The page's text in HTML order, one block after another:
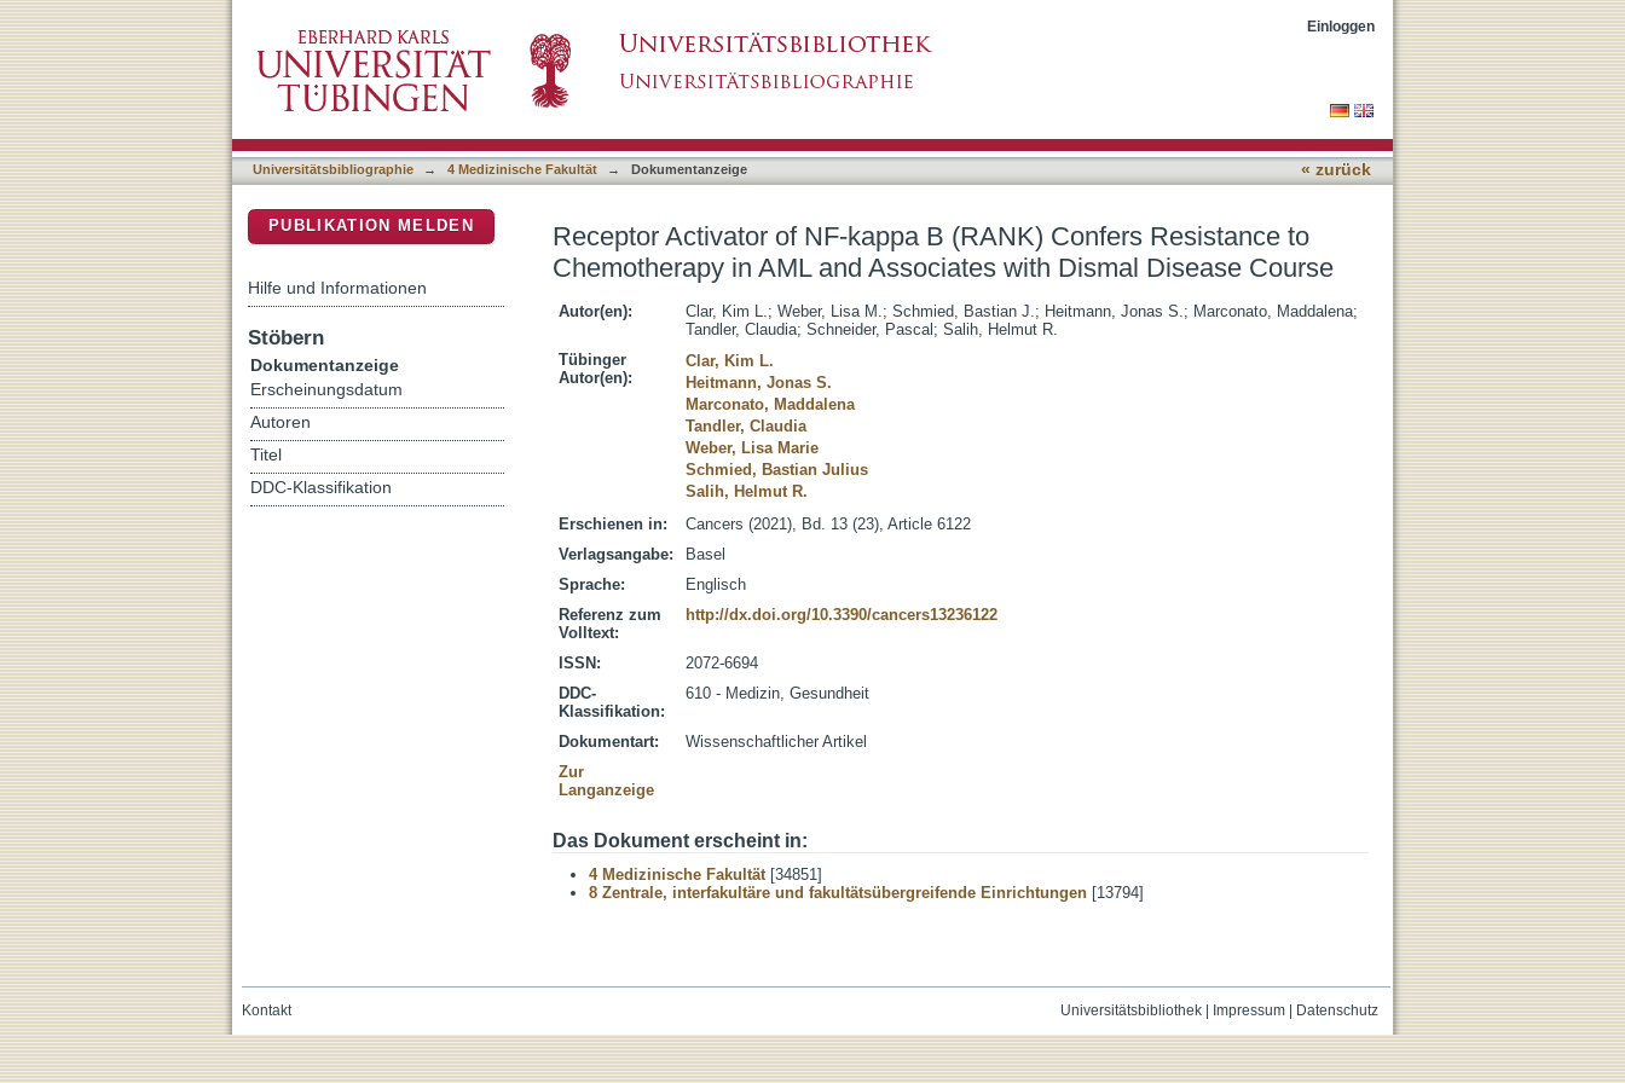
Receptor Activator of NF-kappa B (RANK) Confers Resistance to Chemotherapy in AML and
Associates with Dismal Disease Course
Einloggen
Universitätsbibliographie → 4 Medizinische Fakultät → Dokumentanzeige « zurück
Receptor Activator of NF-kappa B (RANK) Confers Resistance to
Chemotherapy in AML and Associates with Dismal Disease Course
Autor(en): Clar, Kim L.; Weber, Lisa M.; Schmied, Bastian J.; Heitmann, Jonas S.; Marconato, Maddalena;
Tandler, Claudia; Schneider, Pascal ; Salih, Helmut R.
Tübinger
Autor(en):
Clar, Kim L.
Heitmann, Jonas S.
Marconato, Maddalena
Tandler, Claudia
Weber, Lisa Marie
Schmied, Bastian Julius
Salih, Helmut R.
Erschienen in:
Cancers (2021), Bd. 13 (23), Article 6122
Verlagsangabe:
Basel
Sprache:
Englisch
Referenz zum
Volltext:
http://dx.doi.org/10.3390/cancers13236122
ISSN:
2072-6694
DDC-
Klassifikation:
610 - Medizin, Gesundheit
Dokumentart:
Wissenschaftlicher Artikel
Zur
Langanzeige
Das Dokument erscheint in:
4 Medizinische Fakultät[34851]
8 Zentrale, interfakultäre und fakultätsübergreifende Einrichtungen [13794]
PUBLIKATION MELDEN
Hilfe und Informationen
Stöbern
Dokumentanzeige
Erscheinungsdatum
Autoren
Titel
DDC-Klassifikation
Universitätsbibliothek| Impressum| Datenschutz
Kontakt